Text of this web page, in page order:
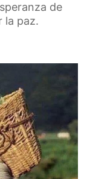
de
la paz.